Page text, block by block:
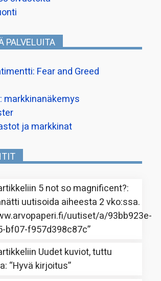
PALVELUITA
Fear and Greed
markkinanäkemys
ja markkinat
5 not so magnificent?:
uutisoida aiheesta 2 vko:ssa.
uutiset/a/93bb923e-
bf07-f957d398c87c”
Uudet kuviot, tuttu
: “Hyvä kirjoitus”